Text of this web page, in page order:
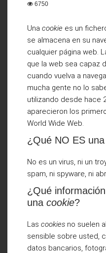
6750
Una cookie es un
se almacena en su
cualquier página web.
que la web sea capaz
cuando vuelva a
mucha gente no lo
utilizando desde hace
aparecieron los
World Wide Web.
¿Qué NO ES
No es un virus, ni un
spam, ni spyware, ni
¿Qué
una cookie?
Las cookies no suelen
sensible sobre usted,
datos bancarios,